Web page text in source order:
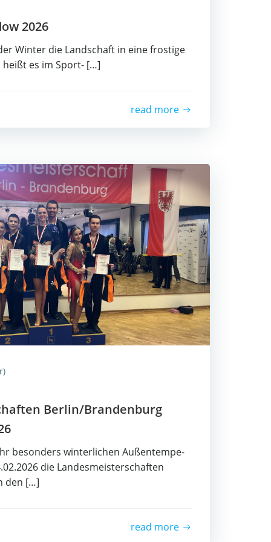
2026
Win­ter die Land­schaft in eine fros­ti­ge
es im Sport- […]
read more
Berlin/Brandenburg
beson­ders win­ter­li­chen Außen­tem­pe­
die Lan­des­meis­ter­schaf­ten
den […]
read more